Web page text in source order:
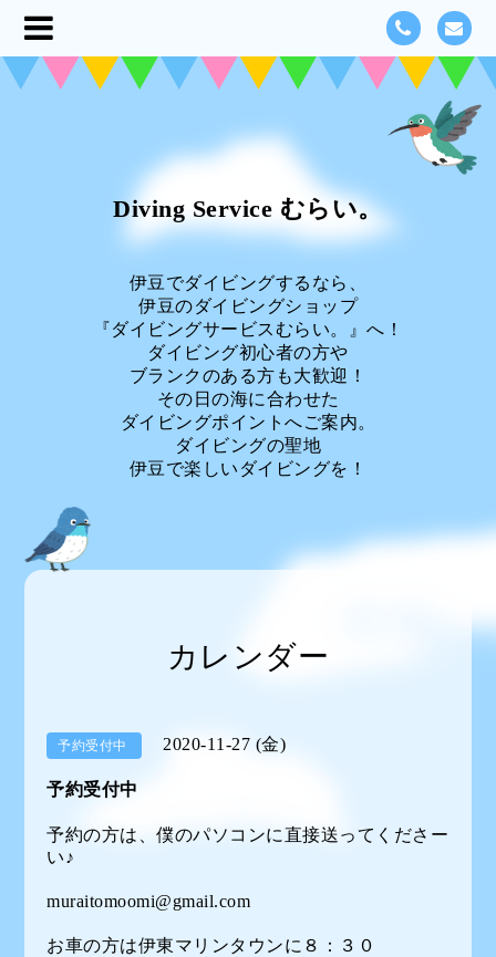
Diving Service むらい。
伊豆でダイビングするなら、
伊豆のダイビングショップ
『ダイビングサービスむらい。』へ！
ダイビング初心者の方や
ブランクのある方も大歓迎！
その日の海に合わせた
ダイビングポイントへご案内。
ダイビングの聖地
伊豆で楽しいダイビングを！
カレンダー
予約受付中 2020-11-27 (金)
予約受付中
予約の方は、僕のパソコンに直接送ってくださー
い♪
muraitomoomi@gmail.com
お車の方は伊東マリンタウンに８：３０